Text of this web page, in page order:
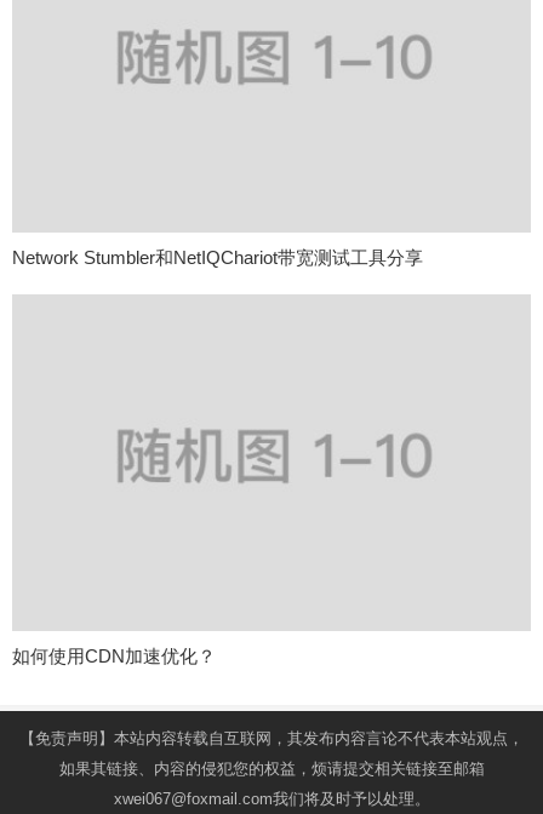
Network Stumbler和NetIQChariot带宽测试工具分享
如何使用CDN加速优化？
【免责声明】本站内容转载自互联网，其发布内容言论不代表本站观点，
如果其链接、内容的侵犯您的权益，烦请提交相关链接至邮箱
xwei067@foxmail.com我们将及时予以处理。